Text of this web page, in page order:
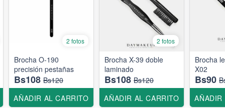
2 fotos
Brocha O-190
precisión pestañas
Bs108 Bs120
AÑADIR AL CARRITO
2 fotos
Brocha X-39 doble
laminado
Bs108 Bs120
AÑADIR AL CARRITO
Brocha
X02
Bs90
AÑADIR